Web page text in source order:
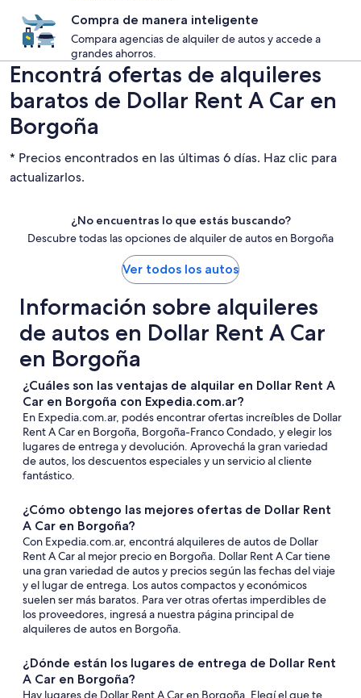
Compra de manera inteligente
Compara agencias de alquiler de autos y accede a
grandes ahorros.
Encontrá ofertas de alquileres
baratos de Dollar Rent A Car en
Borgoña
* Precios encontrados en las últimas 6 días. Haz clic para
actualizarlos.
¿No encuentras lo que estás buscando?
Descubre todas las opciones de alquiler de autos en Borgoña
Ver todos los autos
Información sobre alquileres
de autos en Dollar Rent A Car
en Borgoña
¿Cuáles son las ventajas de alquilar en Dollar Rent A
Car en Borgoña con Expedia.com.ar?
En Expedia.com.ar, podés encontrar ofertas increíbles de Dollar
Rent A Car en Borgoña, Borgoña-Franco Condado, y elegir los
lugares de entrega y devolución. Aprovechá la gran variedad
de autos, los descuentos especiales y un servicio al cliente
fantástico.
¿Cómo obtengo las mejores ofertas de Dollar Rent
A Car en Borgoña?
Con Expedia.com.ar, encontrá alquileres de autos de Dollar
Rent A Car al mejor precio en Borgoña. Dollar Rent A Car tiene
una gran variedad de autos y precios según las fechas del viaje
y el lugar de entrega. Los autos compactos y económicos
suelen ser más baratos. Para ver otras ofertas imperdibles de
los proveedores, ingresá a nuestra página principal de
alquileres de autos en Borgoña.
¿Dónde están los lugares de entrega de Dollar Rent
A Car en Borgoña?
Hay lugares de Dollar Rent A Car en Borgoña. Elegí el que te